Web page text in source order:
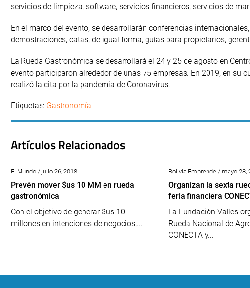
servicios de limpieza, software, servicios financieros, servicios de
En el marco del evento, se desarrollarán conferencias
demostraciones, catas, de igual forma, guías para propietarios,
La Rueda Gastronómica se desarrollará el 24 y 25 de agosto en
evento participaron alrededor de unas 75 empresas. En 2019, en su
realizó la cita por la pandemia de Coronavirus.
Etiquetas: Gastronomía
Artículos Relacionados
El Mundo / julio 26, 2018
Prevén mover $us 10 MM en rueda
gastronómica
Con el objetivo de generar $us 10
millones en intenciones de negocios,...
Bolivia Emprende / mayo 28,
Organizan la sexta
feria financiera
La Fundación Valles
Rueda Nacional de
CONECTA y...